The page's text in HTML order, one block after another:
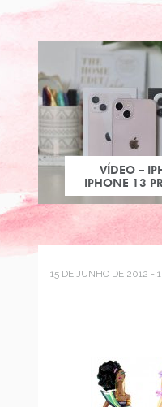
VÍDEO –
IPHONE 13
15 DE JUNHO DE 2012 -